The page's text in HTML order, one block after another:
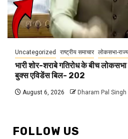
Uncategorized राष्ट्रीय समाचार लोकसभा-
भारी शोर-शराबे गतिरोध के बीच लोकसभा
बुक्स एविडेंस बिल- 202
August 6, 2026 Dharam Pal
FOLLOW US